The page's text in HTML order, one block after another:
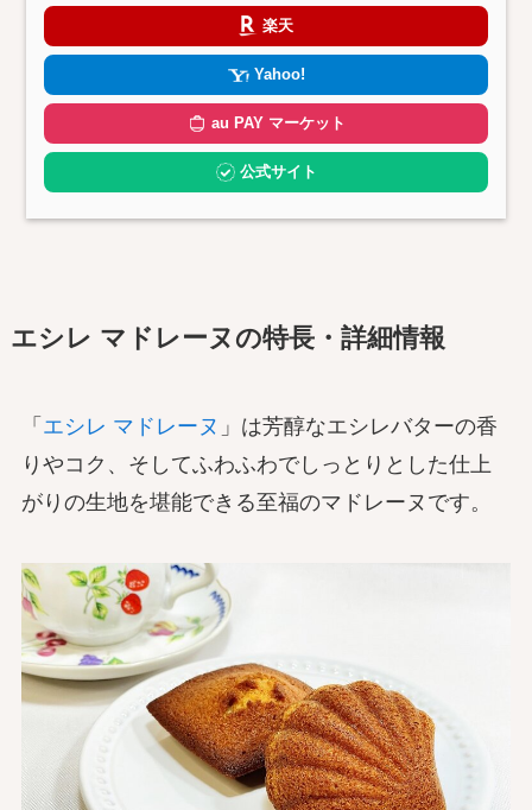
楽天
Yahoo!
au PAY マーケット
公式サイト
エシレ マドレーヌの特長・詳細情報
「 エシレ マドレーヌ 」は芳醇なエシレバターの香
りやコク、そしてふわふわでしっとりとした仕上
がりの生地を堪能できる至福のマドレーヌです。